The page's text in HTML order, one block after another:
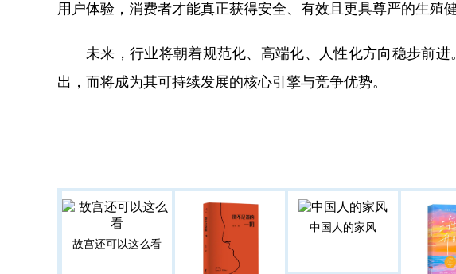
用户体验，消费者才能真正获得安全、有效且更具尊严的生殖健
未来，行业将朝着规范化、高端化、人性化方向稳步前
出，而将成为其可持续发展的核心引擎与竞争优势。
故宫还可以这么看
中国人的家风